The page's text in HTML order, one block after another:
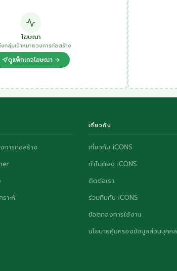
โฆษณา
งกลุ่มเป้าหมายวงการก่อสร้าง
ดูแพ็กเกจโฆษณา →
การก่อสร้าง
าะห์
เกี่ยวกับ
เกี่ยวกับ iCONS
ทำไมต้อง iCONS
ติดต่อเรา
ร่วมทีมกับ iCONS
ข้อตกลงการใช้งาน
นโยบายคุ้มครองข้อมูลส่วนบุคคล